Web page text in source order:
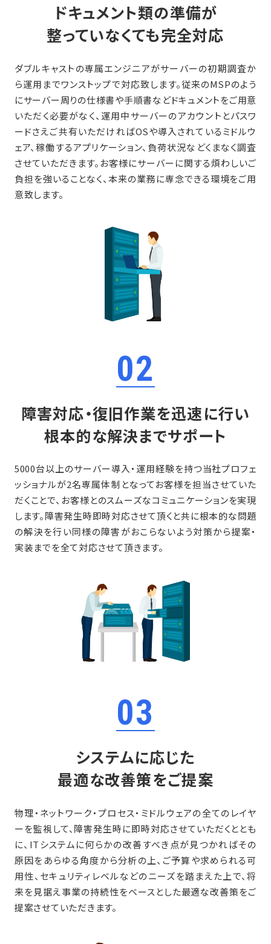
ドキュメント類の準備が
整っていなくても完全対応
ダブルキャストの専属エンジニアがサーバーの初期調査か
ら運用までワンストップで対応致します。従来のMSPのよう
にサーバー周りの仕様書や手順書などドキュメントをご用意
いただく必要がなく、運用中サーバーのアカウントとパスワ
ードさえご共有いただければOSや導入されているミドルウ
ェア、稼働するアプリケーション、負荷状況などくまなく調査
させていただきます。お客様にサーバーに関する煩わしいご
負担を強いることなく、本来の業務に専念できる環境をご用
意致します。
02
障害対応・復旧作業を迅速に行い
根本的な解決までサポート
5000台以上のサーバー導入・運用経験を持つ当社プロフェ
ッショナルが2名専属体制となってお客様を担当させていた
だくことで、お客様とのスムーズなコミュニケーションを実現
します。障害発生時即時対応させて頂くと共に根本的な問題
の解決を行い同様の障害がおこらないよう対策から提案・
実装までを全て対応させて頂きます。
03
システムに応じた
最適な改善策をご提案
物理・ネットワーク・プロセス・ミドルウェアの全てのレイヤ
ーを監視して、障害発生時に即時対応させていただくととも
に、ITシステムに何らかの改善すべき点が見つかればその
原因をあらゆる角度から分析の上、ご予算や求められる可
用性、セキュリティレベルなどのニーズを踏まえた上で、将
来を見据え事業の持続性をベースとした最適な改善策をご
提案させていただきます。